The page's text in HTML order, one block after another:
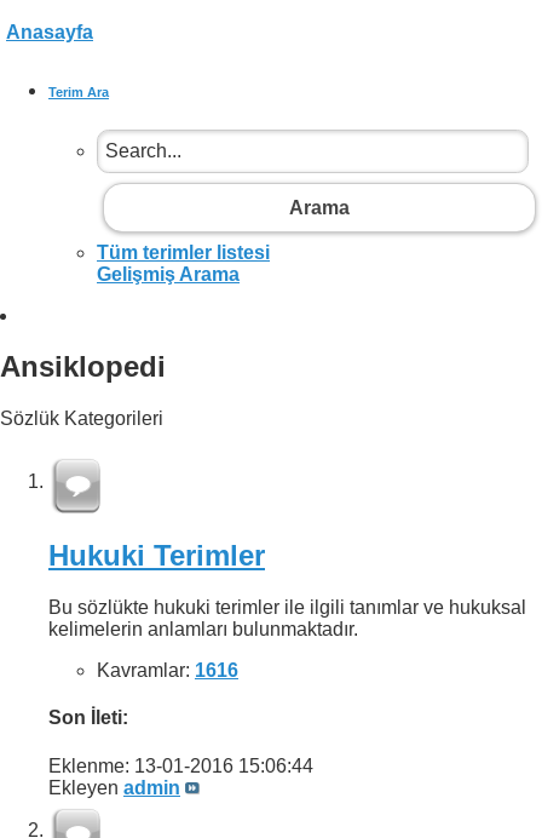
Anasayfa
Terim Ara
Arama
Tüm terimler listesi
Gelişmiş Arama
Ansiklopedi
Sözlük Kategorileri
Hukuki Terimler
Bu sözlükte hukuki terimler ile ilgili tanımlar ve hukuksal
kelimelerin anlamları bulunmaktadır.
Kavramlar: 1616
Son İleti:
Eklenme: 13-01-2016 15:06:44
Ekleyen admin